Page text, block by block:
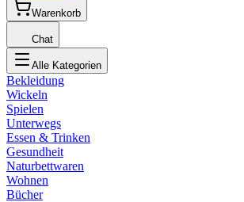
Warenkorb
Chat
Alle Kategorien
Bekleidung
Wickeln
Spielen
Unterwegs
Essen & Trinken
Gesundheit
Naturbettwaren
Wohnen
Bücher